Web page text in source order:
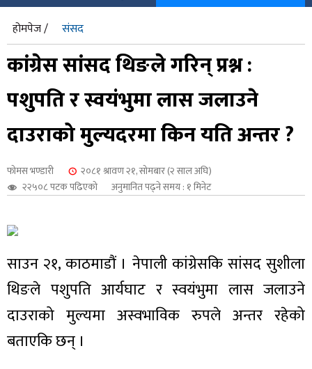
होमपेज / संसद
कांग्रेस सांसद थिङले गरिन् प्रश्न :
पशुपति र स्वयंभुमा लास जलाउने
दाउराको मुल्यदरमा किन यति अन्तर ?
फोमस भण्डारी
२०८१ श्रावण २१, सोमबार (२ साल अघि)
२२५०८ पटक पढिएको
अनुमानित पढ्ने समय : १ मिनेट
साउन २१, काठमाडौं । नेपाली कांग्रेसकि सांसद सुशीला
थिङले पशुपति आर्यघाट र स्वयंभुमा लास जलाउने
दाउराको मुल्यमा अस्वभाविक रुपले अन्तर रहेको
बताएकि छन् ।